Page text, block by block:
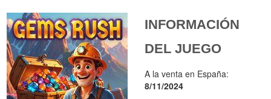
INFORMACIÓN
DEL JUEGO
A la venta en España:
8/11/2024